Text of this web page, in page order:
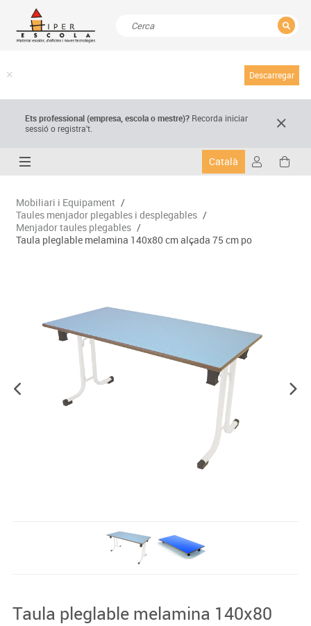
Descarregar
Ets professional (empresa,escola o mestre)? Recorda iniciar
sessió o registra't.
Català
Mobiliari i Equipament /
Taules menjador plegables i desplegables /
Menjador taules plegables /
Taula pleglable melamina 140x80 cm alçada 75 cm po
Taula pleglable melamina 140x80